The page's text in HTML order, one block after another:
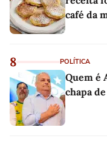
café da
8 POLÍTICA
Quem é
chapa